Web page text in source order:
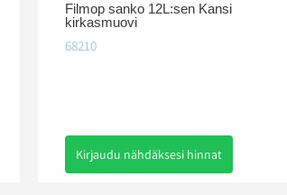
Filmop sanko 12L:sen Kansi
kirkasmuovi
68210
Kirjaudu nähdäksesi hinnat